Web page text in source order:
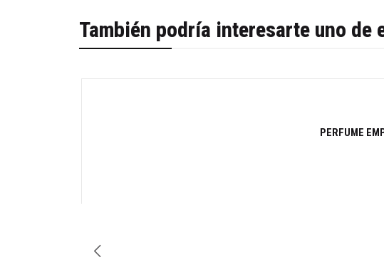
También podría interesarte uno de
PERFUME